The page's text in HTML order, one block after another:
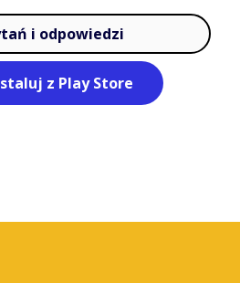
i odpowiedzi
z Play Store